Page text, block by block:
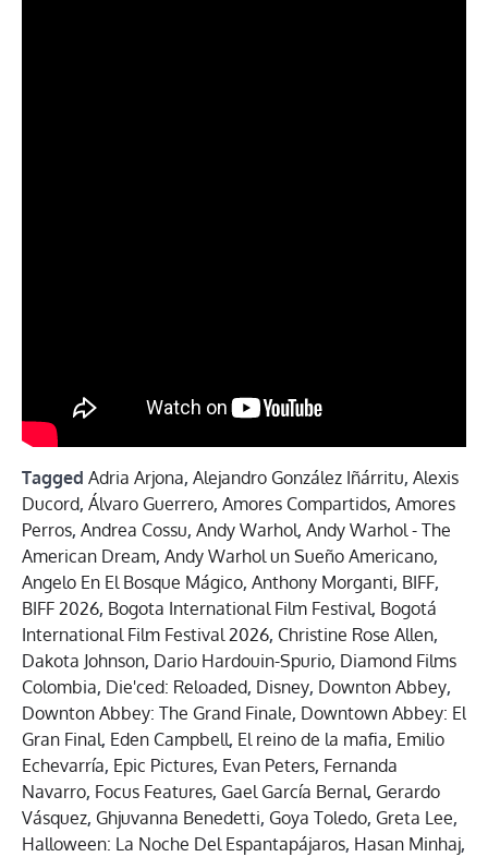
Tagged Adria Arjona, Alejandro González Iñárritu, Alexis
Ducord, Álvaro Guerrero, Amores Compartidos, Amores
Perros, Andrea Cossu, Andy Warhol, Andy Warhol - The
American Dream, Andy Warhol un Sueño Americano,
Angelo En El Bosque Mágico, Anthony Morganti, BIFF,
BIFF 2026, Bogota International Film Festival, Bogotá
International Film Festival 2026, Christine Rose Allen,
Dakota Johnson, Dario Hardouin-Spurio, Diamond Films
Colombia, Die'ced: Reloaded, Disney, Downton Abbey,
Downton Abbey: The Grand Finale, Downtown Abbey: El
Gran Final, Eden Campbell, El reino de la mafia, Emilio
Echevarría, Epic Pictures, Evan Peters, Fernanda
Navarro, Focus Features, Gael García Bernal, Gerardo
Vásquez, Ghjuvanna Benedetti, Goya Toledo, Greta Lee,
Halloween: La Noche Del Espantapájaros, Hasan Minhaj,